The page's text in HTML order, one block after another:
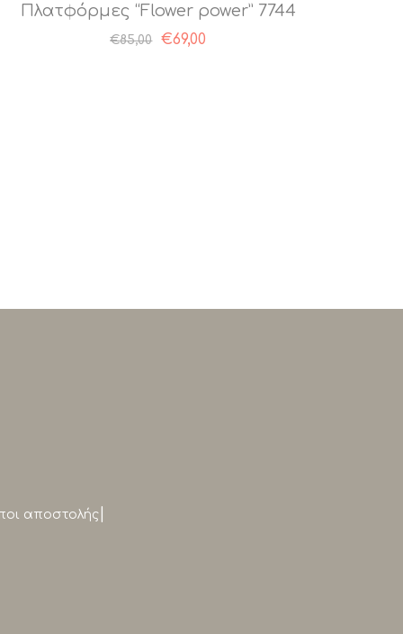
Πλατφόρμες “Flower power” 7744
€85,00 €69,00
αποστολής